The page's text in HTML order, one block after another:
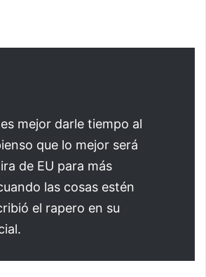
mejor darle tiempo al
que lo mejor será
de EU para más
las cosas estén
el rapero en su